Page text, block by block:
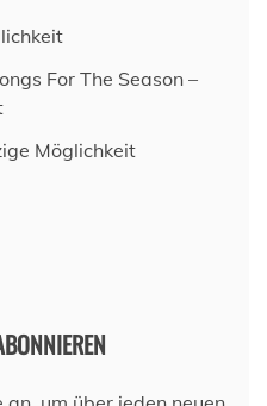
For The Season –
Möglichkeit